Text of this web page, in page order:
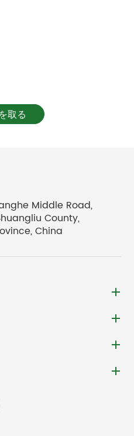
取る
Middle Road,
County,
China